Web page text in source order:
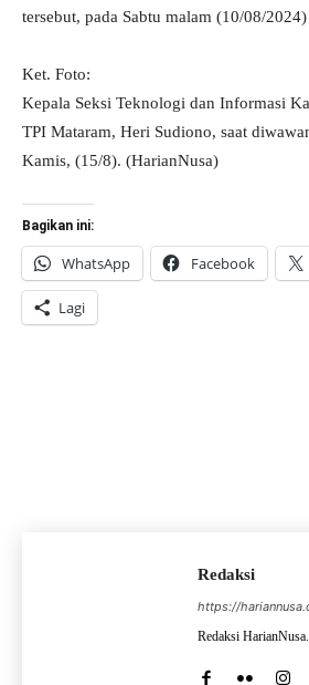
tersebut, pada Sabtu malam (10/08/
Ket. Foto:
Kepala Seksi Teknologi dan Informasi
TPI Mataram, Heri Sudiono, saat
Kamis, (15/8). (HarianNusa)
Bagikan ini:
WhatsApp Facebook
Lagi
Redaksi
https://
Redaksi